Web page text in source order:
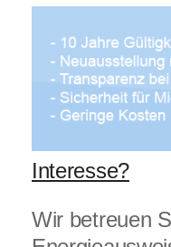
Interesse?
Wir betreuen